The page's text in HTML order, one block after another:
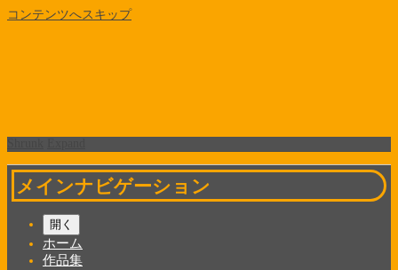
コンテンツへスキップ
メインナビゲーション
開く
ホーム
作品集